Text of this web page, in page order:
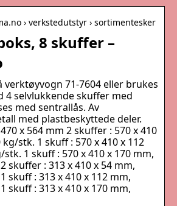
› verkstedutstyr › sortimentesker
8 skuffer –
verktøyvogn 71-7604 eller brukes
4 selvlukkende skuffer med
med sentrallås. Av
med plastbeskyttede deler.
x 564 mm 2 skuffer : 570 x 410
stk. 1 skuff : 570 x 410 x 112
1 skuff : 570 x 410 x 170 mm,
skuffer : 313 x 410 x 54 mm,
skuff : 313 x 410 x 112 mm,
skuff : 313 x 410 x 170 mm,